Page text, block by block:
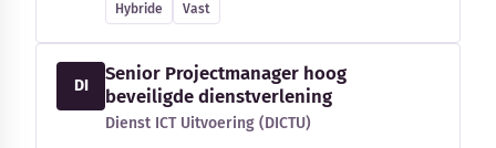
Hybride Vast
DI
Senior Projectmanager hoog
beveiligde dienstverlening
Dienst ICT Uitvoering (DICTU)